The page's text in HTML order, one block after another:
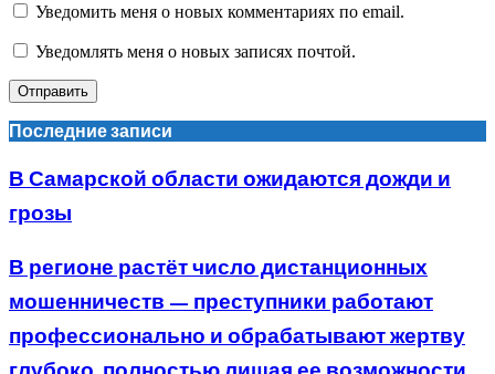
Уведомить меня о новых комментариях по email.
Уведомлять меня о новых записях почтой.
Последние записи
В Самарской области ожидаются дожди и
грозы
В регионе растёт число дистанционных
мошенничеств — преступники работают
профессионально и обрабатывают жертву